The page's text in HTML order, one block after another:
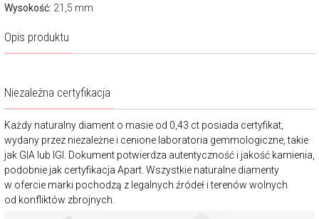
Wysokość: 21,5 mm
Opis produktu
Niezależna certyfikacja
Każdy naturalny diament o masie od 0,43 ct posiada certyfikat,
wydany przez niezależne i cenione laboratoria gemmologiczne, takie
jak GIA lub IGI. Dokument potwierdza autentyczność i jakość kamienia,
podobnie jak certyfikacja Apart. Wszystkie naturalne diamenty
w ofercie marki pochodzą z legalnych źródeł i terenów wolnych
od konfliktów zbrojnych.